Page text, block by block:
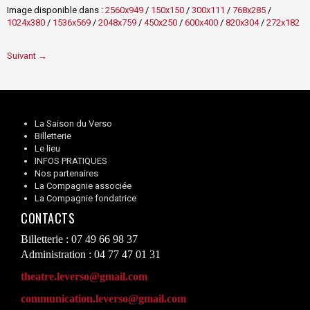
Image disponible dans : 2560x949 / 150x150 / 300x111 / 768x285 /
1024x380 / 1536x569 / 2048x759 / 450x250 / 600x400 / 820x304/ 272x182
Suivant →
La Saison du Verso
Billetterie
Le lieu
INFOS PRATIQUES
Nos partenaires
La Compagnie associée
La Compagnie fondatrice
CONTACTS
Billetterie : 07 49 66 98 37
Administration : 04 77 47 01 31
theatre.leverso@gmail.com
communication.leverso@gmail.com